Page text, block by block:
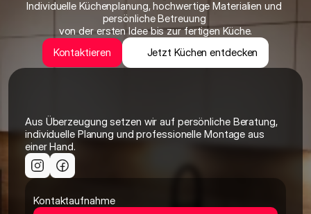
Individuelle Küchenplanung, hochwertige Materialien und
persönliche Betreuung
von der ersten Idee bis zur fertigen Küche.
Kontaktieren
Jetzt Küchen entdecken
Aus Überzeugung setzen wir auf persönliche Beratung,
individuelle Planung und professionelle Montage aus
einer Hand.
Kontaktaufnahme